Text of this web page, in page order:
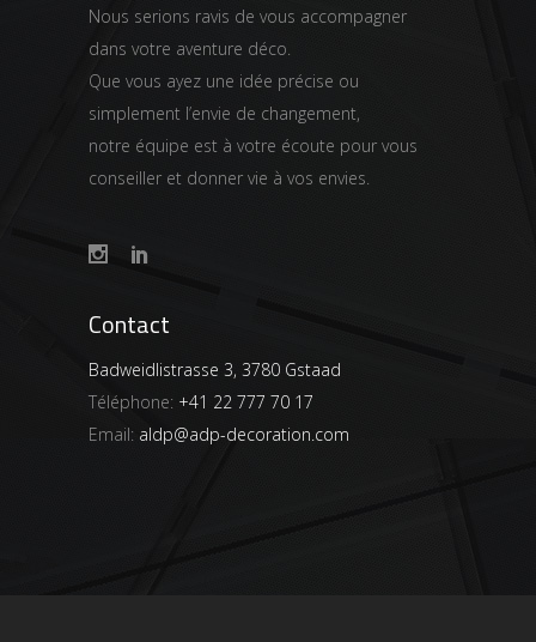
Nous serions ravis de vous accompagner
dans votre aventure déco.
Que vous ayez une idée précise ou
simplement l’envie de changement,
notre équipe est à votre écoute pour vous
conseiller et donner vie à vos envies.
Contact
Badweidlistrasse 3, 3780 Gstaad
Téléphone: +41 22 777 70 17
Email: aldp@adp-decoration.com